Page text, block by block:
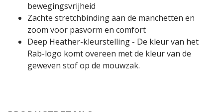
bewegingsvrijheid
Zachte stretchbinding aan de manchetten en
zoom voor pasvorm en comfort
Deep Heather-kleurstelling - De kleur van het
Rab-logo komt overeen met de kleur van de
geweven stof op de mouwzak.